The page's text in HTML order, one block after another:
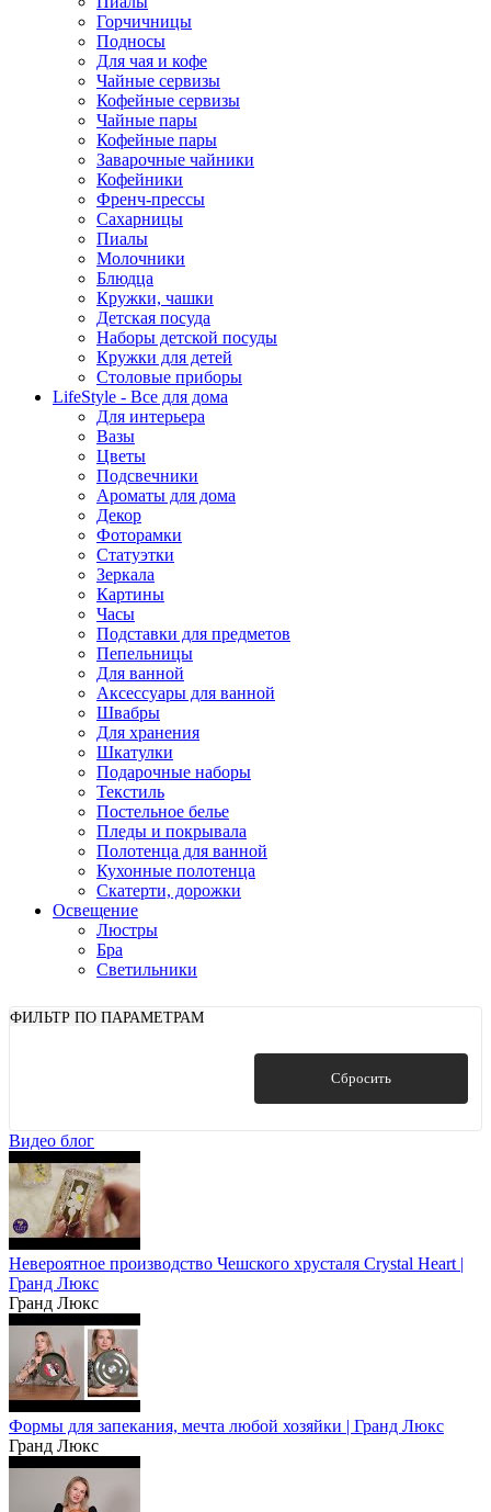
Горчичницы
Подносы
Для чая и кофе
Чайные сервизы
Кофейные сервизы
Чайные пары
Кофейные пары
Заварочные чайники
Кофейники
Френч-прессы
Сахарницы
Пиалы
Молочники
Блюдца
Кружки, чашки
Детская посуда
Наборы детской посуды
Кружки для детей
Столовые приборы
LifeStyle - Все для дома
Для интерьера
Вазы
Цветы
Подсвечники
Ароматы для дома
Декор
Фоторамки
Статуэтки
Зеркала
Картины
Часы
Подставки для предметов
Пепельницы
Для ванной
Аксессуары для ванной
Швабры
Для хранения
Шкатулки
Подарочные наборы
Текстиль
Постельное белье
Пледы и покрывала
Полотенца для ванной
Кухонные полотенца
Скатерти, дорожки
Освещение
Люстры
Бра
Светильники
ФИЛЬТР ПО ПАРАМЕТРАМ
Сбросить
Видео блог
Невероятное производство Чешского хрусталя Crystal Heart |
Гранд Люкс
Гранд Люкс
Формы для запекания, мечта любой хозяйки | Гранд Люкс
Гранд Люкс